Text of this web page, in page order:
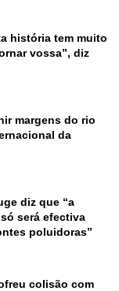
história tem muito
vossa”, diz
margens do rio
da
diz que “a
será efectiva
poluidoras”
colisão com